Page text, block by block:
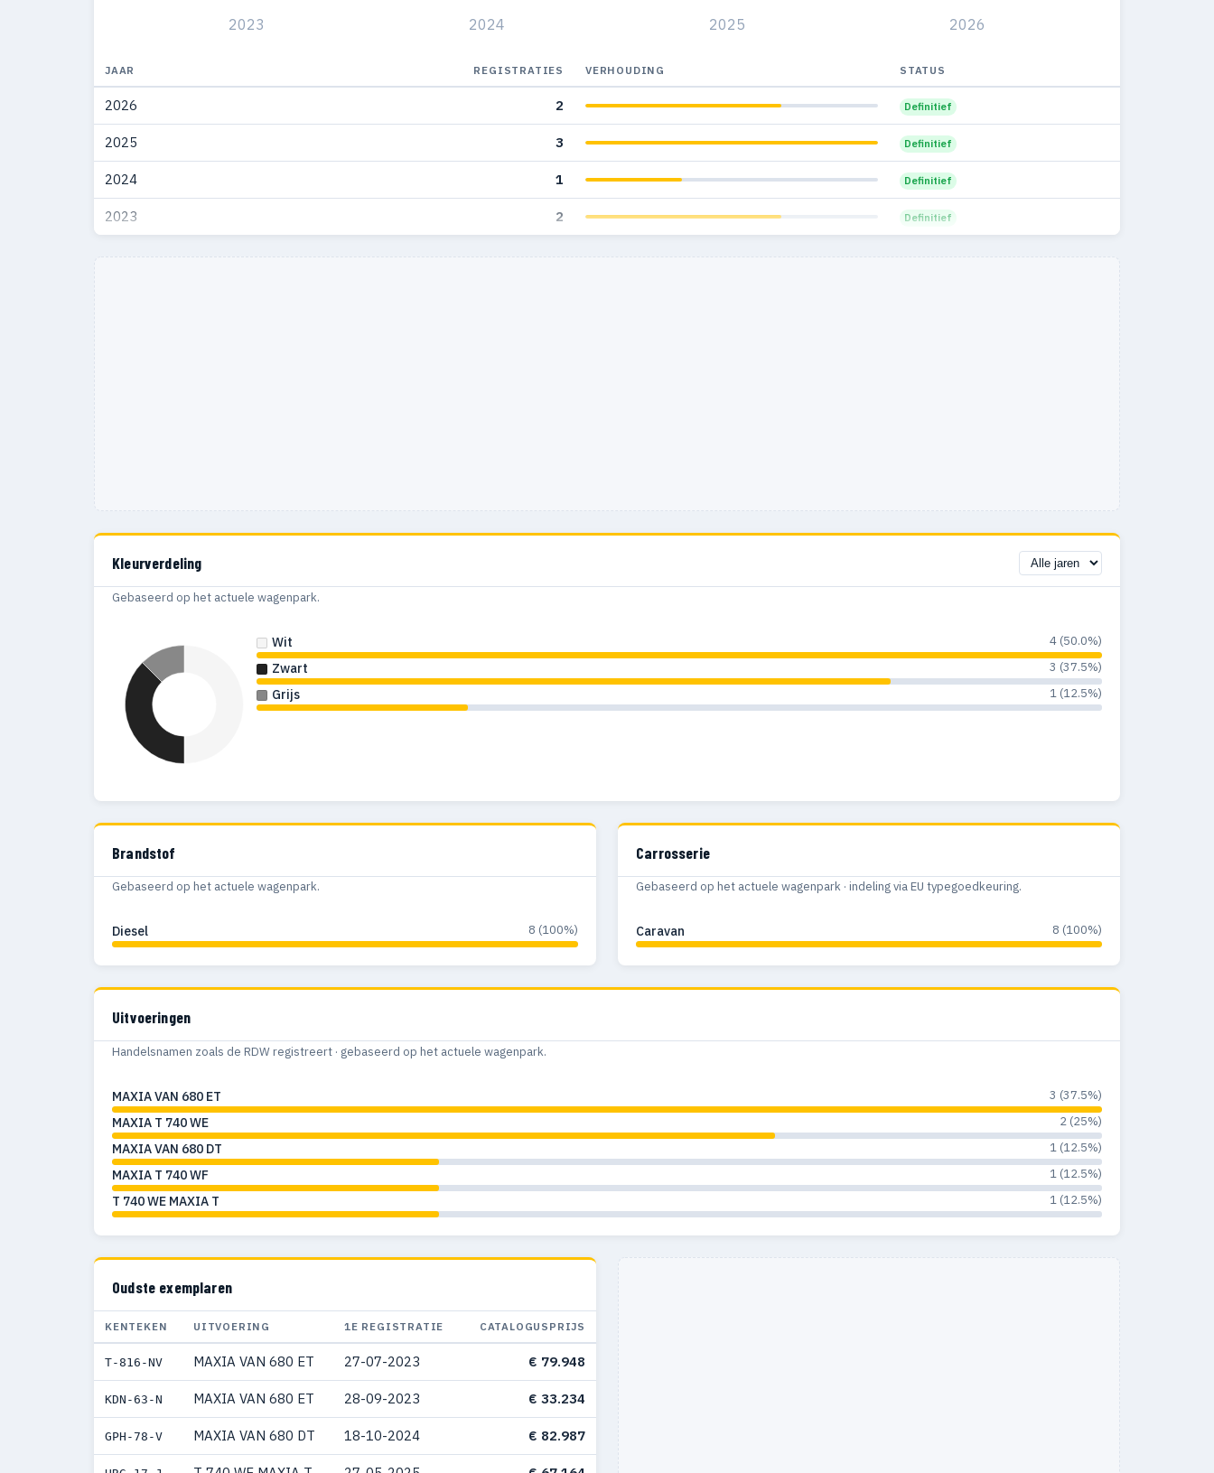
2023 2024 2025 2026
JAAR REGISTRATIES VERHOUDING STATUS
2026 2 Definitief
2025 3 Definitief
2024 1 Definitief
2023 2 Definitief
Kleurverdeling
Gebaseerd op het actuele wagenpark.
Wit 4 (50.0%)
Zwart 3 (37.5%)
Grijs 1 (12.5%)
Brandstof
Gebaseerd op het actuele wagenpark.
Diesel 8 (100%)
Carrosserie
Gebaseerd op het actuele wagenpark · indeling via EU typegoedkeuring.
Caravan 8 (100%)
Uitvoeringen
Handelsnamen zoals de RDW registreert · gebaseerd op het actuele wagenpark.
MAXIA VAN 680 ET 3 (37.5%)
MAXIA T 740 WE 2 (25%)
MAXIA VAN 680 DT 1 (12.5%)
MAXIA T 740 WF 1 (12.5%)
T 740 WE MAXIA T 1 (12.5%)
Oudste exemplaren
KENTEKEN UITVOERING 1E REGISTRATIE CATALOGUSPRIJS
T-816-NV MAXIA VAN 680 ET 27-07-2023 € 79.948
KDN-63-N MAXIA VAN 680 ET 28-09-2023 € 33.234
GPH-78-V MAXIA VAN 680 DT 18-10-2024 € 82.987